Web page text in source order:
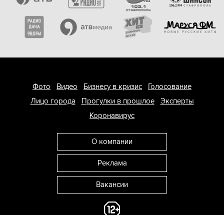
Фото Видео Бизнесу в кризис
Голосование
Лицо города
Прогулки в прошлое
Эксперты
Коронавирус
О компании
Реклама
Вакансии